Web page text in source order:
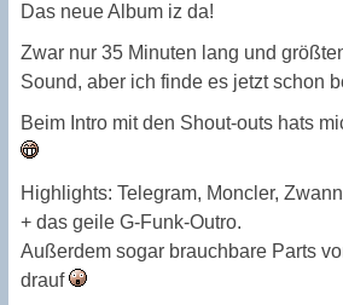
Das neue Album iz da!
Zwar nur 35 Minuten lang und
Sound, aber ich finde es jetzt schon
Beim Intro mit den Shout-outs hats
Highlights: Telegram, Moncler,
+ das geile G-Funk-Outro.
Außerdem sogar brauchbare Parts
drauf